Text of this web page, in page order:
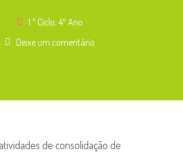
1.º Ciclo, 4º Ano
Deixe um comentário
de consolidação de